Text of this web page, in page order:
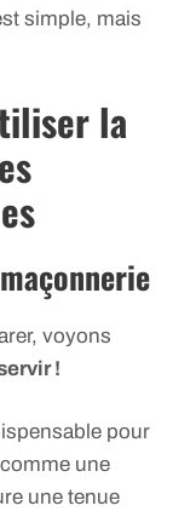
simple, mais
la
voyons
!
pour
une
une tenue